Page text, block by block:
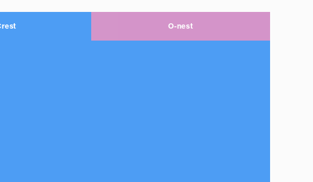
O-nest